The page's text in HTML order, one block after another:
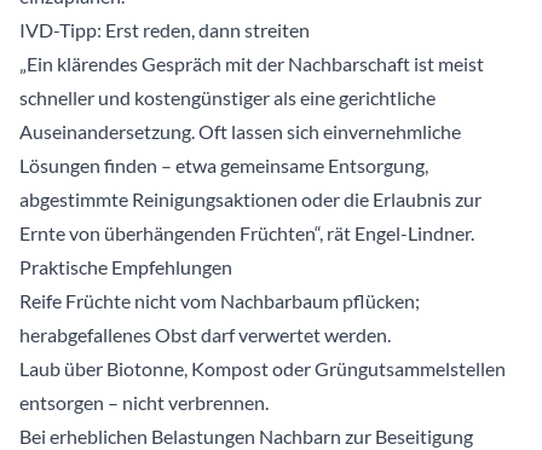
IVD-Tipp: Erst reden, dann streiten
„Ein klärendes Gespräch mit der Nachbarschaft ist meist
schneller und kostengünstiger als eine gerichtliche
Auseinandersetzung. Oft lassen sich einvernehmliche
Lösungen finden – etwa gemeinsame Entsorgung,
abgestimmte Reinigungsaktionen oder die Erlaubnis zur
Ernte von überhängenden Früchten“, rät Engel-Lindner.
Praktische Empfehlungen
Reife Früchte nicht vom Nachbarbaum pflücken;
herabgefallenes Obst darf verwertet werden.
Laub über Biotonne, Kompost oder Grüngutsammelstellen
entsorgen – nicht verbrennen.
Bei erheblichen Belastungen Nachbarn zur Beseitigung